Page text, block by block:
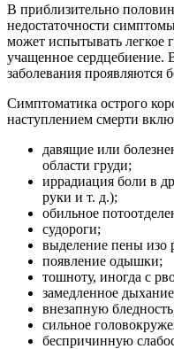
В приблизительно
недостаточности
может испытывать легкое
учащенное сердцебиение.
заболевания проявляются
Симптоматика острого
наступлением смерти
давящие или
области груди;
иррадиация боли в
руки и т. д.);
обильное
судороги;
выделение пены изо
появление одышки;
тошноту, иногда с
замедленное
внезапную
сильное
беспричинную